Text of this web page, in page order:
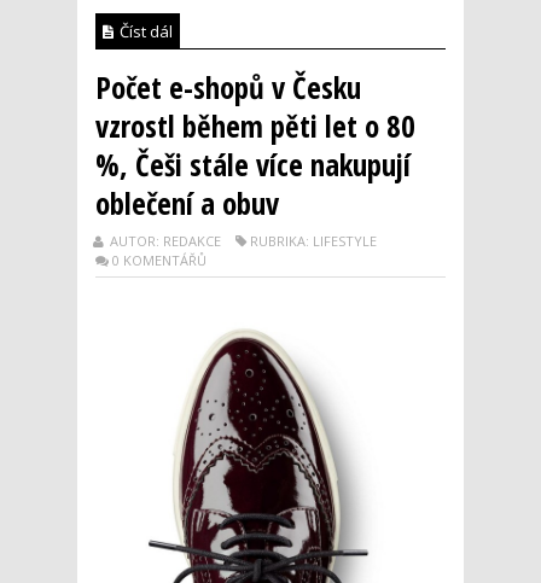
Číst dál
Počet e-shopů v Česku
vzrostl během pěti let o 80
%, Češi stále více nakupují
oblečení a obuv
AUTOR: REDAKCE
RUBRIKA: LIFESTYLE
0 KOMENTÁŘŮ